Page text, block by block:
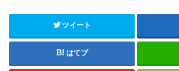
ツイート
はてブ